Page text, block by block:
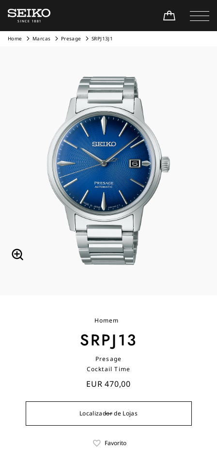
Home Marcas Presage SRPJ13J1
Homem
SRPJ13
Presage
Cocktail Time
EUR 470,00
Localizador de Lojas
Favorito